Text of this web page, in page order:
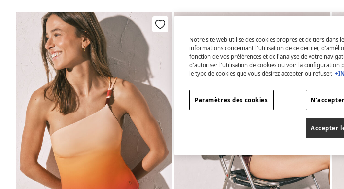
Notre site web utilise des cookies propres et de tiers dans
informations concernant l'utilisation de ce dernier,
fonction de vos préférences et de l'analyse de votre
d'autoriser l'utilisation de cookies ou voir la configuration
le type de cookies que vous désirez accepter ou refuser.
Accepter
Paramètres des cookies